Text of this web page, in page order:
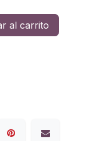
al carrito